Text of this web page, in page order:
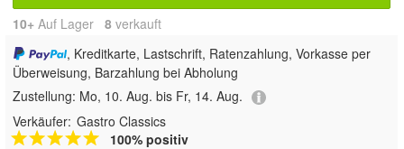
10+ Auf Lager 8 verkauft
, Kreditkarte, Lastschrift, Ratenzahlung, Vorkasse per
Überweisung, Barzahlung bei Abholung
Zustellung: Mo, 10. Aug. bis Fr, 14. Aug.
Verkäufer: Gastro Classics
100% positiv